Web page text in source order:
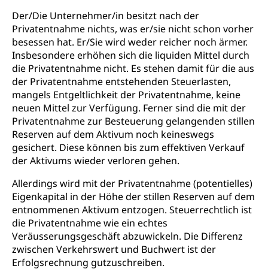
Der/Die Unternehmer/in besitzt nach der
Privatentnahme nichts, was er/sie nicht schon vorher
besessen hat. Er/Sie wird weder reicher noch ärmer.
Insbesondere erhöhen sich die liquiden Mittel durch
die Privatentnahme nicht. Es stehen damit für die aus
der Privatentnahme entstehenden Steuerlasten,
mangels Entgeltlichkeit der Privatentnahme, keine
neuen Mittel zur Verfügung. Ferner sind die mit der
Privatentnahme zur Besteuerung gelangenden stillen
Reserven auf dem Aktivum noch keineswegs
gesichert. Diese können bis zum effektiven Verkauf
der Aktivums wieder verloren gehen.
Allerdings wird mit der Privatentnahme (potentielles)
Eigenkapital in der Höhe der stillen Reserven auf dem
entnommenen Aktivum entzogen. Steuerrechtlich ist
die Privatentnahme wie ein echtes
Veräusserungsgeschäft abzuwickeln. Die Differenz
zwischen Verkehrswert und Buchwert ist der
Erfolgsrechnung gutzuschreiben.